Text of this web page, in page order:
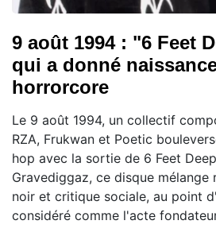
9 août 1994 : "6 Feet
qui a donné
horrorcore
Le 9 août 1994, un collectif
RZA, Frukwan et Poetic
hop avec la sortie de 6 Feet
Gravediggaz, ce disque mélange
noir et critique sociale, au point
considéré comme l'acte